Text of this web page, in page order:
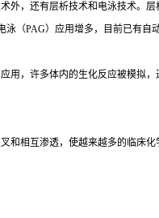
外，还有层析技术和电泳技术。
（PAG）应用增多，目前已有自动
用，许多体内的生化反应被模拟
相互渗透，使越来越多的临床化